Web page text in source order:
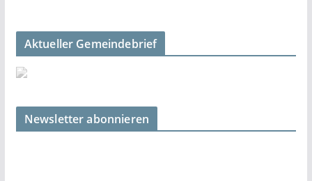
Aktueller Gemeindebrief
Newsletter abonnieren